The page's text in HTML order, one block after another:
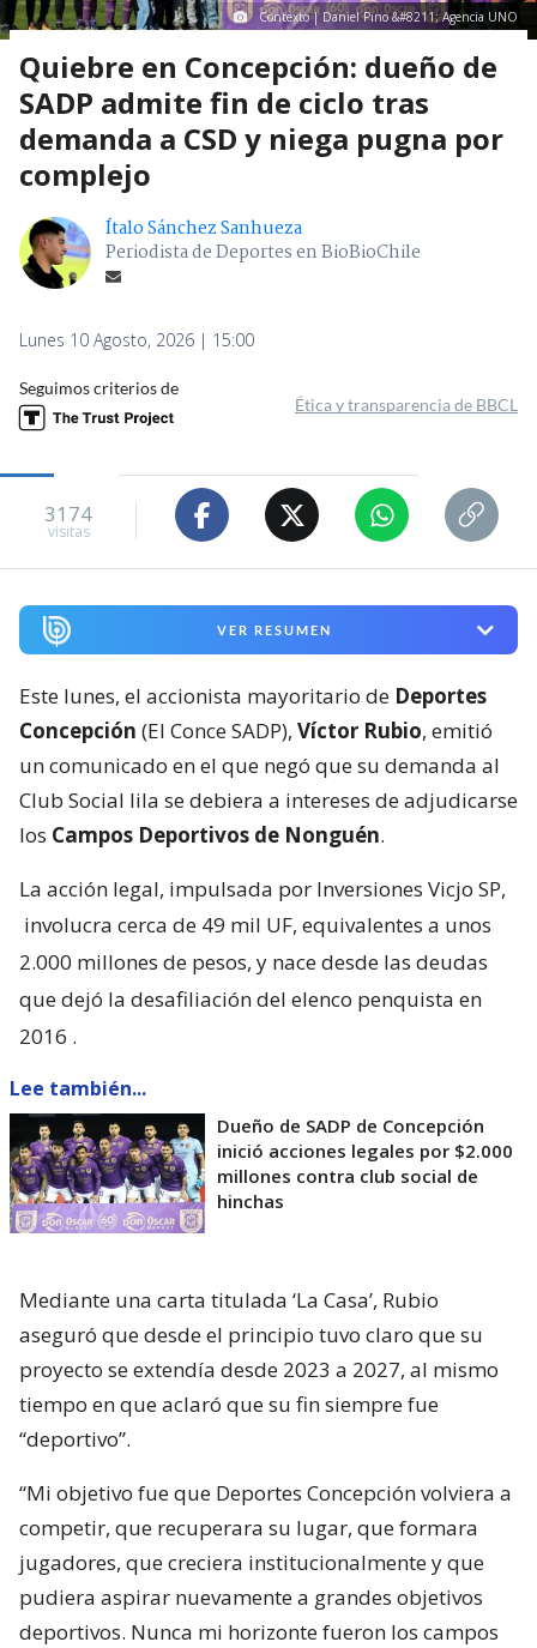
Contexto | Daniel Pino &#8211; Agencia UNO
Quiebre en Concepción: dueño de
SADP admite fin de ciclo tras
demanda a CSD y niega pugna por
complejo
Ítalo Sánchez Sanhueza
Periodista de Deportes en BioBioChile
Lunes 10 Agosto, 2026 | 15:00
Seguimos criterios de
Ética y transparencia de BBCL
3174
visitas
VER RESUMEN
Este lunes, el accionista mayoritario de Deportes
Concepción (El Conce SADP), Víctor Rubio, emitió
un comunicado en el que negó que su demanda al
Club Social lila se debiera a intereses de adjudicarse
los Campos Deportivos de Nonguén.
La acción legal, impulsada por Inversiones Vicjo SP,
involucra cerca de 49 mil UF, equivalentes a unos
2.000 millones de pesos, y nace desde las deudas
que dejó la desafiliación del elenco penquista en
2016 .
Lee también...
Dueño de SADP de Concepción
inició acciones legales por $2.000
millones contra club social de
hinchas
Mediante una carta titulada ‘La Casa’, Rubio
aseguró que desde el principio tuvo claro que su
proyecto se extendía desde 2023 a 2027, al mismo
tiempo en que aclaró que su fin siempre fue
“deportivo”.
“Mi objetivo fue que Deportes Concepción volviera a
competir, que recuperara su lugar, que formara
jugadores, que creciera institucionalmente y que
pudiera aspirar nuevamente a grandes objetivos
deportivos. Nunca mi horizonte fueron los campos